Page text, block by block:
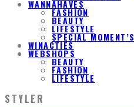
WANNAHAVES
FASHION
BEAUTY
LIFESTYLE
SPECIAL MOMENT’S
WINACTIES
WEBSHOPS
BEAUTY
FASHION
LIFESTYLE
STYLER